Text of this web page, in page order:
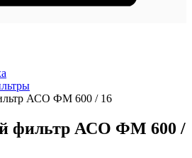
АСО ФМ 600 / 16
фильтр АСО ФМ 600 /